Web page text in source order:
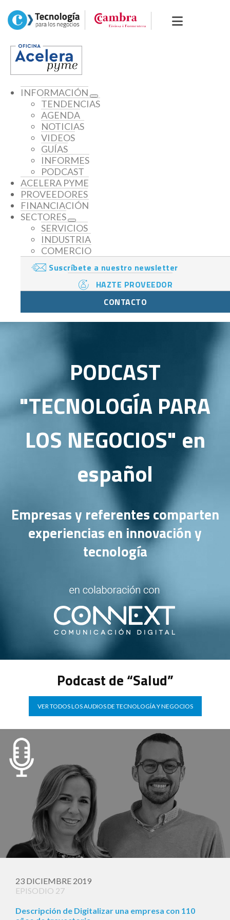
INFORMACIÓN
TENDENCIAS
AGENDA
NOTICIAS
VIDEOS
GUÍAS
INFORMES
PODCAST
ACELERA PYME
PROVEEDORES
FINANCIACIÓN
SECTORES
SERVICIOS
INDUSTRIA
COMERCIO
Suscríbete a nuestro newsletter
HAZTE PROVEEDOR
CONTACTO
PODCAST
"TECNOLOGÍA PARA
LOS NEGOCIOS" en
español
Empresas y referentes comparten
experiencias en innovación y
tecnología
Podcast de “Salud”
VER TODOS LOS AUDIOS DE TECNOLOGÍA Y NEGOCIOS
23 DICIEMBRE 2019
EPISODIO 27
Descripción de Digitalizar una empresa con 110